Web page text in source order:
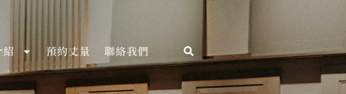
紹 預約丈量 聯絡我們